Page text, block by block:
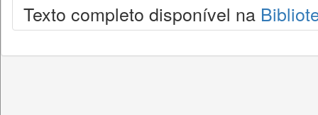
Texto completo disponível na